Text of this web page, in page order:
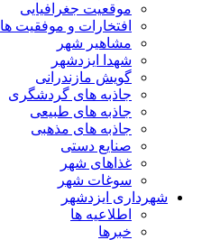
موقعیت جغرافیایی
افتخارات و موفقیت ها
مشاهیر شهر
شهدا ایزدشهر
گویش مازندرانی
جاذبه های گردشگری
جاذبه های طبیعی
جاذبه های مذهبی
صنایع دستی
غذاهای شهر
سوغات شهر
شهرداری ایزدشهر
اطلاعیه ها
خبرها